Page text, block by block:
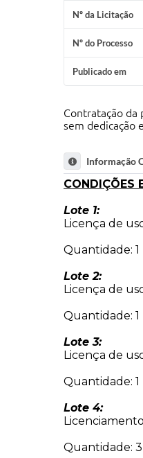
Nº da Licitação
Nº do Processo
Publicado em
Contratação da
sem dedicação
Informação
CONDIÇÕES
Lote 1:
Licença de
Quantidade:
Lote 2:
Licença de
Quantidade:
Lote 3:
Licença de
Quantidade:
Lote 4:
Quantidade: